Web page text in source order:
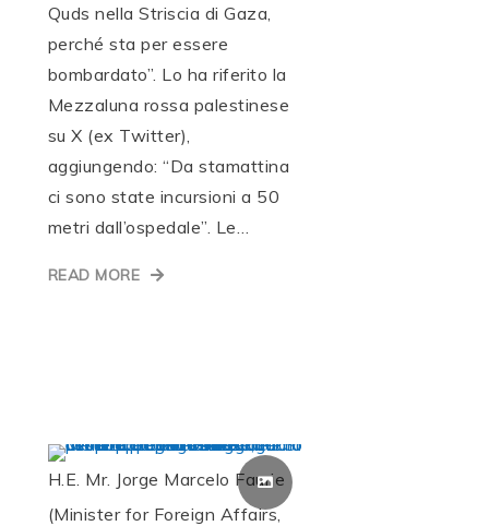
Quds nella Striscia di Gaza,
perché sta per essere
bombardato”. Lo ha riferito la
Mezzaluna rossa palestinese
su X (ex Twitter),
aggiungendo: “Da stamattina
ci sono state incursioni a 50
metri dall’ospedale”. Le…
READ MORE
H.E. Mr. Jorge Marcelo Faurie
(Minister for Foreign Affairs,